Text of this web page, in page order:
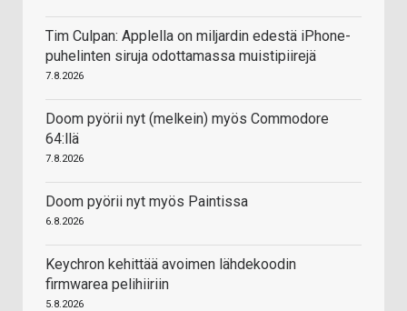
Tim Culpan: Applella on miljardin edestä iPhone-
puhelinten siruja odottamassa muistipiirejä
7.8.2026
Doom pyörii nyt (melkein) myös Commodore
64:llä
7.8.2026
Doom pyörii nyt myös Paintissa
6.8.2026
Keychron kehittää avoimen lähdekoodin
firmwarea pelihiiriin
5.8.2026